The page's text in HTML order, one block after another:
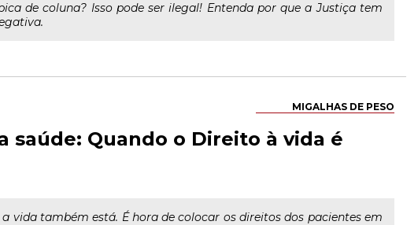
de coluna? Isso pode ser ilegal! Entenda por que a Justiça tem
MIGALHAS DE PESO
saúde: Quando o Direito à vida é
vida também está. É hora de colocar os direitos dos pacientes em